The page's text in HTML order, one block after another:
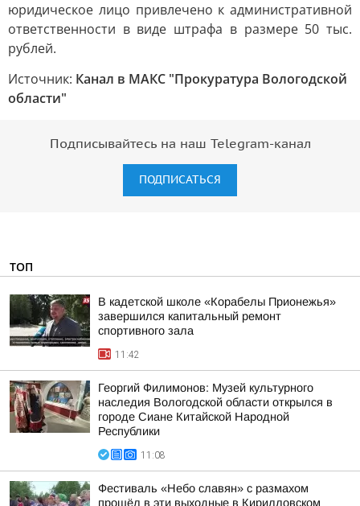
юридическое лицо привлечено к административной
ответственности в виде штрафа в размере 50 тыс.
рублей.
Источник: Канал в МАКС "Прокуратура Вологодской
области"
Подписывайтесь на наш Telegram-канал
ПОДПИСАТЬСЯ
ТОП
В кадетской школе «Корабелы Прионежья»
завершился капитальный ремонт
спортивного зала
11:42
Георгий Филимонов: Музей культурного
наследия Вологодской области открылся в
городе Сиане Китайской Народной
Республики
11:08
Фестиваль «Небо славян» с размахом
прошёл в эти выходные в Кирилловском